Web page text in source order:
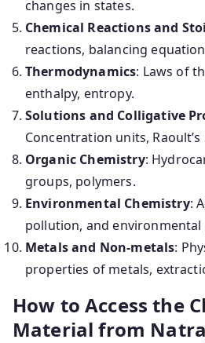
changes in states.
Chemical Reactions and
reactions, balancing
Thermodynamics: Laws of
enthalpy, entropy.
Solutions and Colligative
Concentration units, Raoult’s
Organic Chemistry:
groups, polymers.
Environmental Chemistry:
pollution, and
Metals and Non-metals:
properties of metals,
How to Access the
Material from